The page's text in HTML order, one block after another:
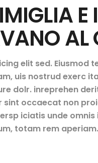
E
AL
elit sed. Eiusmod
uis nostrud exerc
dolr. inreprehen
sint occaecat non
iciatis unde
totam rem